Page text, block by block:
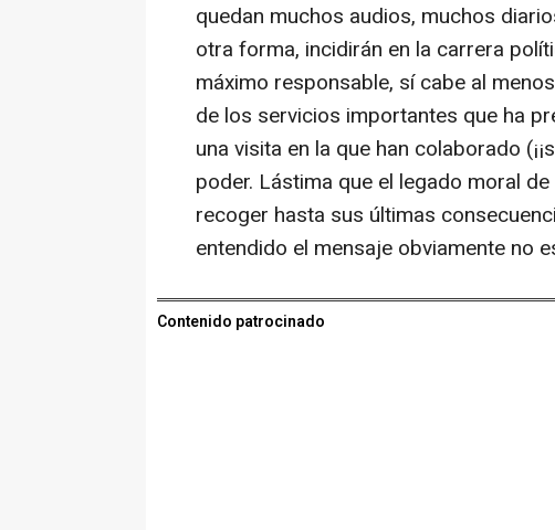
quedan muchos audios, muchos
otra forma, incidirán en la carrera
máximo responsable, sí cabe al
de los servicios importantes que ha
una visita en la que han colaborado
poder. Lástima que el legado moral
recoger hasta sus últimas
entendido el mensaje obviamente no
Contenido patrocinado